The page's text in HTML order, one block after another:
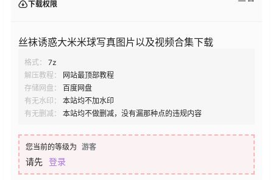
下载权限
丝袜诱惑大米米球写真图片以及视频合集下载
格式：
7z
解压教程：
网站最顶部教程
存储网盘：
百度网盘
有无水印：
本站均不加水印
有无删减：
本站均不做删减，没有漏那种点的违规内容
您当前的等级为 游客
请先 登录